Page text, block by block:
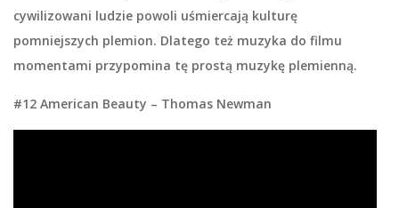
cywilizowani ludzie powoli uśmiercają kulturę
pomniejszych plemion. Dlatego też muzyka do filmu
momentami przypomina tę prostą muzykę plemienną.
#12 American Beauty – Thomas Newman